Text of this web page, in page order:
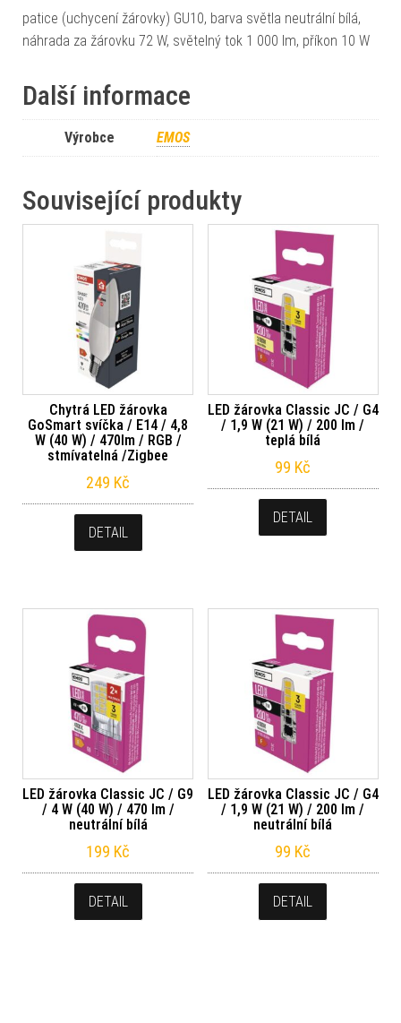
patice (uchycení žárovky) GU10, barva světla neutrální bílá,
náhrada za žárovku 72 W, světelný tok 1 000 lm, příkon 10 W
Další informace
Výrobce EMOS
Související produkty
Chytrá LED žárovka
GoSmart svíčka / E14 / 4,8
W (40 W) / 470lm / RGB /
stmívatelná /Zigbee
249 Kč
DETAIL
LED žárovka Classic JC / G4
/ 1,9 W (21 W) / 200 lm /
teplá bílá
99 Kč
DETAIL
LED žárovka Classic JC / G9
/ 4 W (40 W) / 470 lm /
neutrální bílá
199 Kč
DETAIL
LED žárovka Classic JC / G4
/ 1,9 W (21 W) / 200 lm /
neutrální bílá
99 Kč
DETAIL